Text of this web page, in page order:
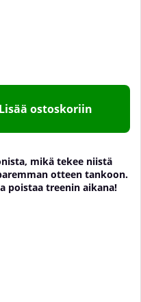
Lisää ostoskoriin
mikä tekee niistä
otteen tankoon.
poistaa treenin aikana!